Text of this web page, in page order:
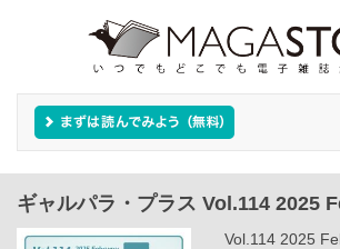
ギャルパラ・プラス Vol.114 2025
Vol.114 2025